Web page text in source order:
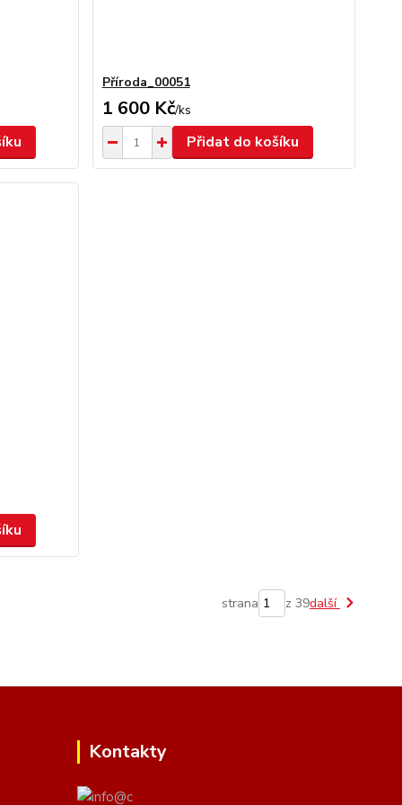
Příroda_00051
1 600 Kč/ks
Přidat do košíku
strana z 39další
Kontakty